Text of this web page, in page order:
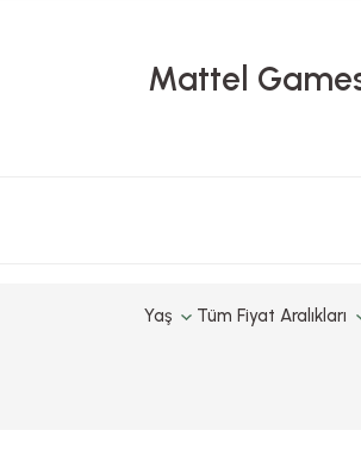
Mattel
Yaş Tüm Fiyat Aralıkları